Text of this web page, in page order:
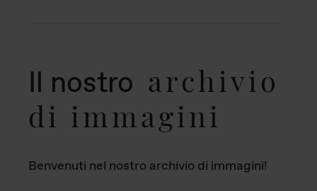
Il nostro archivio
di immagini
Benvenuti nel nostro archivio di immagini!